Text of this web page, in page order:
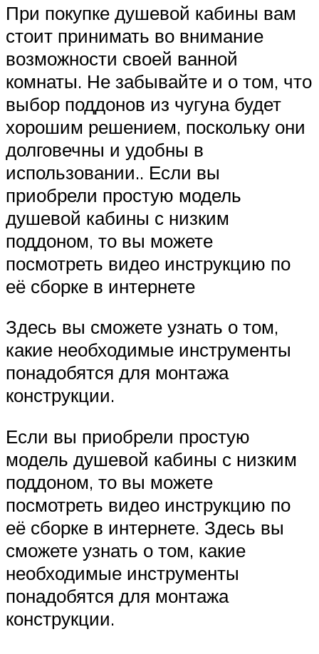
При покупке душевой кабины вам
стоит принимать во внимание
возможности своей ванной
комнаты. Не забывайте и о том, что
выбор поддонов из чугуна будет
хорошим решением, поскольку они
долговечны и удобны в
использовании.. Если вы
приобрели простую модель
душевой кабины с низким
поддоном, то вы можете
посмотреть видео инструкцию по
её сборке в интернете
Здесь вы сможете узнать о том,
какие необходимые инструменты
понадобятся для монтажа
конструкции.
Если вы приобрели простую
модель душевой кабины с низким
поддоном, то вы можете
посмотреть видео инструкцию по
её сборке в интернете. Здесь вы
сможете узнать о том, какие
необходимые инструменты
понадобятся для монтажа
конструкции.